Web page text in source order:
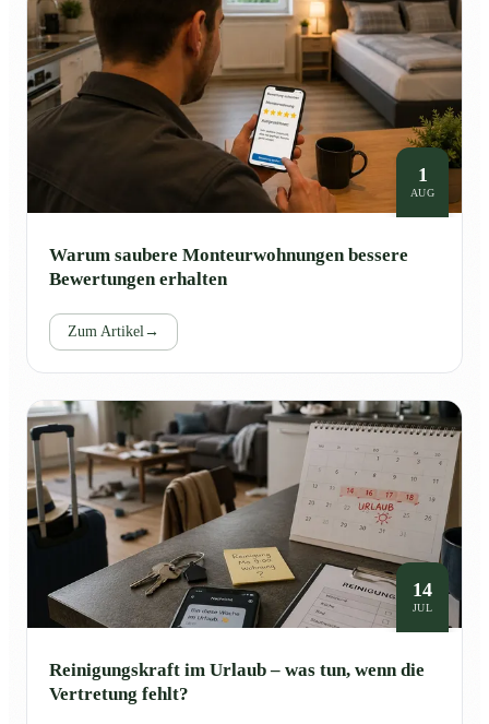
1
AUG
Warum saubere Monteurwohnungen bessere
Bewertungen erhalten
Zum Artikel →
14
JUL
Reinigungskraft im Urlaub – was tun, wenn die
Vertretung fehlt?